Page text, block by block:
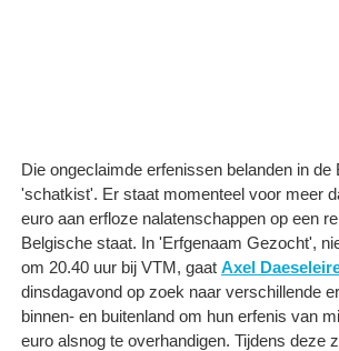
Die ongeclaimde erfenissen belanden in de
'schatkist'. Er staat momenteel voor meer
euro aan erfloze nalatenschappen op een
Belgische staat. In 'Erfgenaam Gezocht',
om 20.40 uur bij VTM, gaat Axel
dinsdagavond op zoek naar verschillende
binnen- en buitenland om hun erfenis van
euro alsnog te overhandigen. Tijdens deze